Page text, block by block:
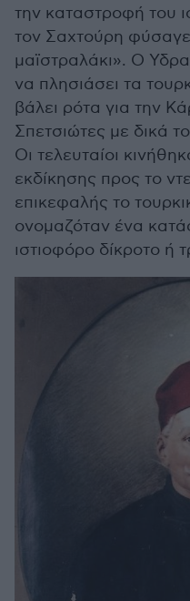
την καταστροφή του
τον Σαχτούρη
μαϊστραλάκι». Ο
να πλησιάσει τα
βάλει ρότα για την
Σπετσιώτες με δικά
Οι τελευταίοι
εκδίκησης προς το
επικεφαλής το
ονομαζόταν ένα
ιστιοφόρο δίκροτο ή